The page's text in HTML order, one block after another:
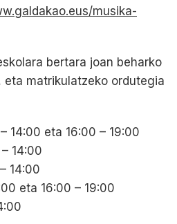
musika-
bertara joan beharko
matrikulatzeko ordutegia
– 14:00 eta 16:00 – 19:00
14:00
14:00
eta 16:00 – 19:00